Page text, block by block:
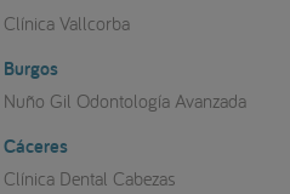
Clínica Vallcorba
Burgos
Nuño Gil Odontología Avanzada
Cáceres
Clínica Dental Cabezas